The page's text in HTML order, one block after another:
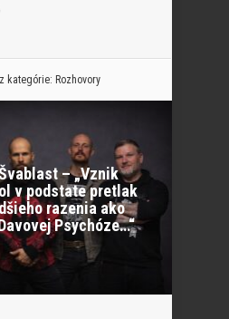
kategórie: Rozhovory
– „Vznik
v podstate pretlak
razenia ako
Psychóze…“